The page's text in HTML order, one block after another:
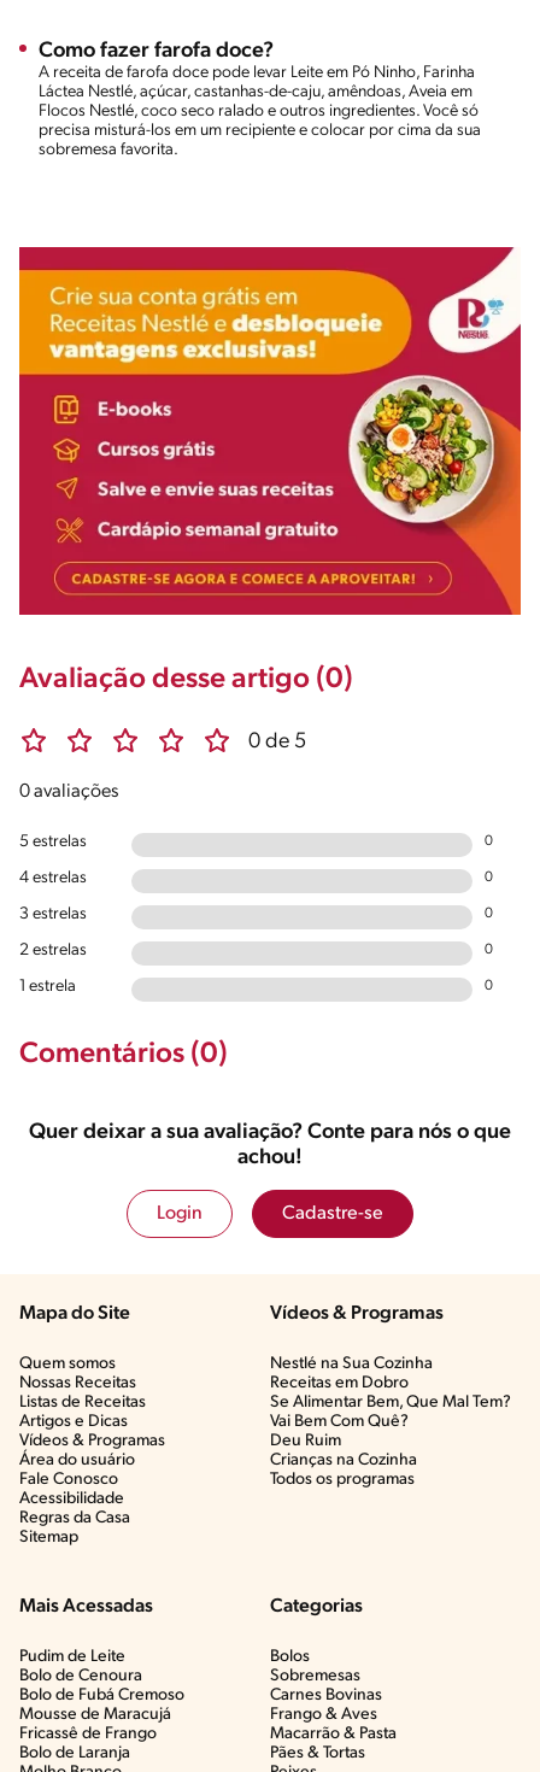
Como fazer farofa doce?
A receita de farofa doce pode levar Leite em Pó Ninho, Farinha
Láctea Nestlé, açúcar, castanhas-de-caju, amêndoas, Aveia em
Flocos Nestlé, coco seco ralado e outros ingredientes. Você só
precisa misturá-los em um recipiente e colocar por cima da sua
sobremesa favorita.
Avaliação desse artigo (0)
0 de 5
0 avaliações
5 estrelas 0
4 estrelas 0
3 estrelas 0
2 estrelas 0
1 estrela 0
Comentários (0)
Quer deixar a sua avaliação? Conte para nós o que
achou!
Login Cadastre-se
Mapa do Site
Quem somos
Nossas Receitas
Listas de Receitas​
Artigos e Dicas​
Vídeos & Programas​
Área do usuário
Fale Conosco
Acessibilidade
Regras da Casa
Sitemap
Vídeos & Programas​
Nestlé na Sua Cozinha
Receitas em Dobro
Se Alimentar Bem, Que Mal Tem?​
Vai Bem Com Quê?​
Deu Ruim​
Crianças na Cozinha​
Todos os programas
Mais Acessadas
Pudim de Leite
Bolo de Cenoura
Bolo de Fubá Cremoso
Mousse de Maracujá
Fricassê de Frango
Bolo de Laranja
Categorias
Bolos
Sobremesas
Carnes Bovinas​
Frango & Aves​
Macarrão & Pasta​
Pães & Tortas​